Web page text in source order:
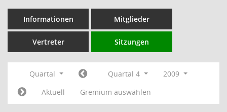
Informationen Mitglieder
Vertreter Sitzungen
Quartal Quartal 4
2009
Aktuell
Gremium auswählen